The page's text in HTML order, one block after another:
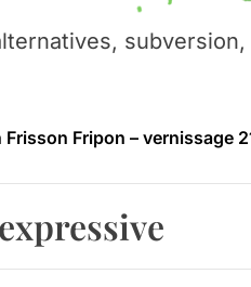
contre l’A412 à
Fripon – vernissage
Festival – Samedi